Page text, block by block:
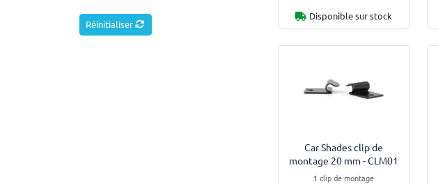
Réinitialiser
Disponible sur stock
Car Shades clip de
montage 20 mm - CLM01
1 clip de montage